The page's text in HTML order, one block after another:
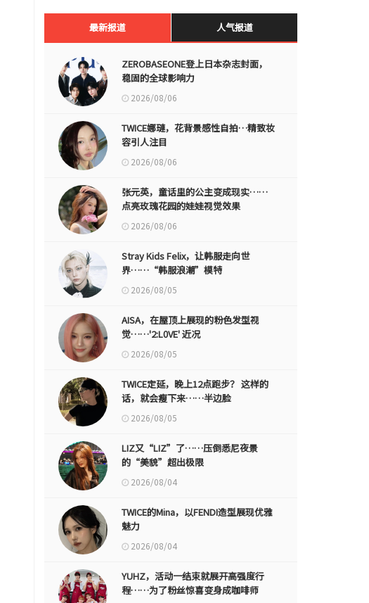
最新报道 人气报道
ZEROBASEONE登上日本杂志封面，
稳固的全球影响力
2026/08/06
TWICE娜璉，花背景感性自拍…精致妆
容引人注目
2026/08/06
张元英，童话里的公主变成现实……
点亮玫瑰花园的娃娃视觉效果
2026/08/06
Stray Kids Felix，让韩服走向世
界……“韩服浪潮”模特
2026/08/05
AISA，在屋顶上展现的粉色发型视
觉……'2:L0VE' 近况
2026/08/05
TWICE定延，晚上12点跑步？ 这样的
话，就会瘦下来……半边脸
2026/08/05
LIZ又“LIZ”了……压倒悉尼夜景
的“美貌”超出极限
2026/08/04
TWICE的Mina，以FENDI造型展现优雅
魅力
2026/08/04
YUHZ，活动一结束就展开高强度行
程……为了粉丝惊喜变身成咖啡师